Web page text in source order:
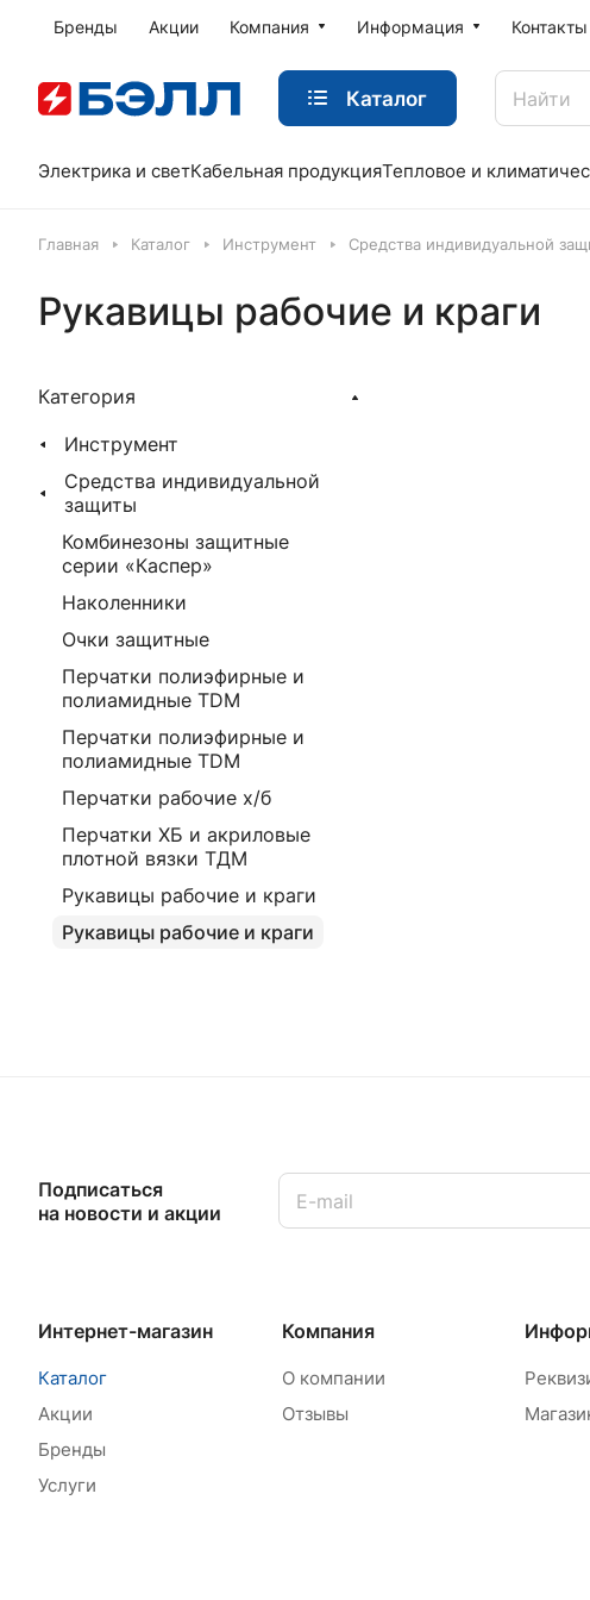
Бренды Акции Компания Информация Контакты
Каталог
Электрика и светКабельная продукцияТепловое и
Главная Каталог Инструмент Средства индивидуальной
Рукавицы рабочие и краги
Категория
Инструмент
Средства индивидуальной
защиты
Комбинезоны защитные
серии «Каспер»
Наколенники
Очки защитные
Перчатки полиэфирные и
полиамидные TDM
Перчатки полиэфирные и
полиамидные TDM
Перчатки рабочие х/б
Перчатки ХБ и акриловые
плотной вязки ТДМ
Рукавицы рабочие и краги
Рукавицы рабочие и краги
Подписаться
на новости и акции
Интернет-магазин
Каталог
Акции
Бренды
Услуги
Компания
О компании
Отзывы